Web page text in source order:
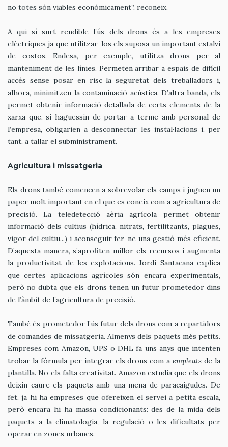
no totes són viables econòmicament”, reconeix.
A qui sí surt rendible l’ús dels drons és a les empreses
elèctriques ja que utilitzar-los els suposa un important estalvi
de costos. Endesa, per exemple, utilitza drons per al
manteniment de les línies. Permeten arribar a espais de difícil
accés sense posar en risc la seguretat dels treballadors i,
alhora, minimitzen la contaminació acústica. D’altra banda, els
permet obtenir informació detallada de certs elements de la
xarxa que, si haguessin de portar a terme amb personal de
l’empresa, obligarien a desconnectar les instal·lacions i, per
tant, a tallar el subministrament.
Agricultura i missatgeria
Els drons també comencen a sobrevolar els camps i juguen un
paper molt important en el que es coneix com a agricultura de
precisió. La teledetecció aèria agrícola permet obtenir
informació dels cultius (hídrica, nitrats, fertilitzants, plagues,
vigor del cultiu...) i aconseguir fer-ne una gestió més eficient.
D’aquesta manera, s’aprofiten millor els recursos i augmenta
la productivitat de les explotacions. Jordi Santacana explica
que certes aplicacions agrícoles són encara experimentals,
però no dubta que els drons tenen un futur prometedor dins
de l’àmbit de l’agricultura de precisió.
També és prometedor l’ús futur dels drons com a repartidors
de comandes de missatgeria. Almenys dels paquets més petits.
Empreses com Amazon, UPS o DHL fa uns anys que intenten
trobar la fórmula per integrar els drons com aempleats de la
plantilla. No els falta creativitat. Amazon estudia que els drons
deixin caure els paquets amb una mena de paracaigudes. De
fet, ja hi ha empreses que ofereixen el servei a petita escala,
però encara hi ha massa condicionants: des de la mida dels
paquets a la climatologia, la regulació o les dificultats per
operar en zones urbanes.